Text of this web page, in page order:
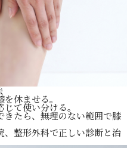
休ませる。
て使い分ける。
たら、無理のない範囲で膝
整形外科で正しい診断と治